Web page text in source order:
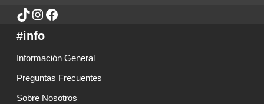
#info
Información General
Preguntas Frecuentes
Sobre Nosotros